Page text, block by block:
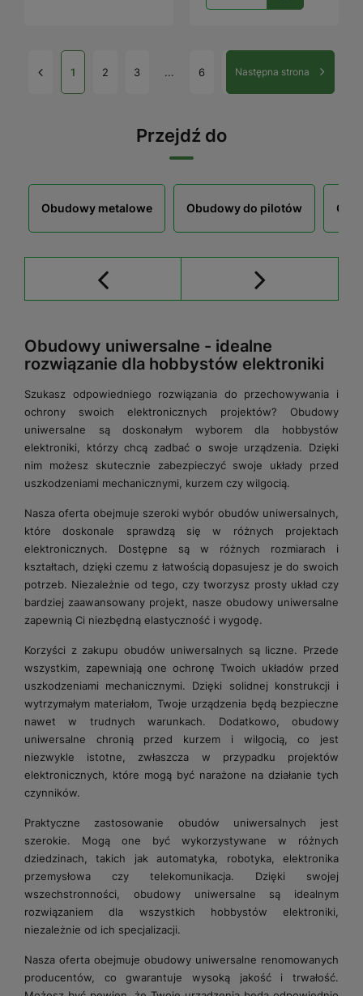
1 2 3 ... 6 Następna strona
Przejdź do
Obudowy metalowe Obudowy do pilotów
Obudowy uniwersalne - idealne
rozwiązanie dla hobbystów elektroniki
Szukasz odpowiedniego rozwiązania do przechowywania i
ochrony swoich elektronicznych projektów? Obudowy
uniwersalne są doskonałym wyborem dla hobbystów
elektroniki, którzy chcą zadbać o swoje urządzenia. Dzięki
nim możesz skutecznie zabezpieczyć swoje układy przed
uszkodzeniami mechanicznymi, kurzem czy wilgocią.
Nasza oferta obejmuje szeroki wybór obudów uniwersalnych,
które doskonale sprawdzą się w różnych projektach
elektronicznych. Dostępne są w różnych rozmiarach i
kształtach, dzięki czemu z łatwością dopasujesz je do swoich
potrzeb. Niezależnie od tego, czy tworzysz prosty układ czy
bardziej zaawansowany projekt, nasze obudowy uniwersalne
zapewnią Ci niezbędną elastyczność i wygodę.
Korzyści z zakupu obudów uniwersalnych są liczne. Przede
wszystkim, zapewniają one ochronę Twoich układów przed
uszkodzeniami mechanicznymi. Dzięki solidnej konstrukcji i
wytrzymałym materiałom, Twoje urządzenia będą bezpieczne
nawet w trudnych warunkach. Dodatkowo, obudowy
uniwersalne chronią przed kurzem i wilgocią, co jest
niezwykle istotne, zwłaszcza w przypadku projektów
elektronicznych, które mogą być narażone na działanie tych
czynników.
Praktyczne zastosowanie obudów uniwersalnych jest
szerokie. Mogą one być wykorzystywane w różnych
dziedzinach, takich jak automatyka, robotyka, elektronika
przemysłowa czy telekomunikacja. Dzięki swojej
wszechstronności, obudowy uniwersalne są idealnym
rozwiązaniem dla wszystkich hobbystów elektroniki,
niezależnie od ich specjalizacji.
Nasza oferta obejmuje obudowy uniwersalne renomowanych
producentów, co gwarantuje wysoką jakość i trwałość.